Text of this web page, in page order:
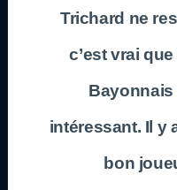
Trichard ne
c’est vrai
Bayonnais
intéressant. Il y
bon